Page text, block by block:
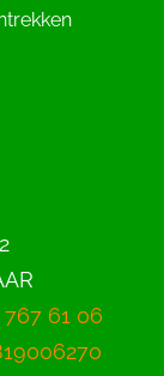
767 61 06